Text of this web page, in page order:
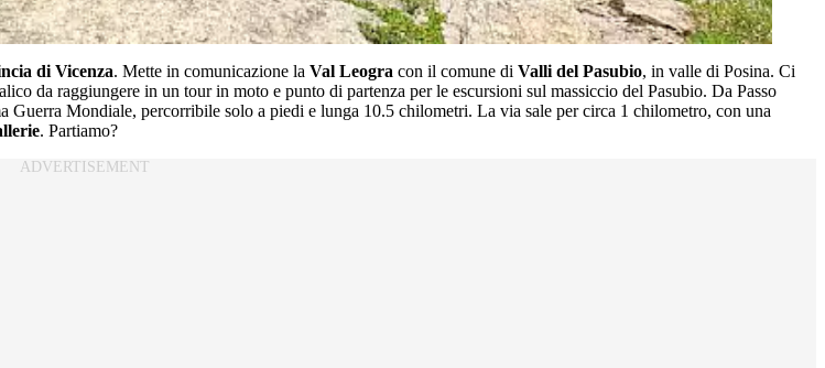
di Vicenza. Mette in comunicazione la Val Leogra con il comune di Valli del Pasubio, in valle di Posina. Ci
da raggiungere in un tour in moto e punto di partenza per le escursioni sul massiccio del Pasubio. Da Passo
Guerra Mondiale, percorribile solo a piedi e lunga 10.5 chilometri. La via sale per circa 1 chilometro, con una
. Partiamo?